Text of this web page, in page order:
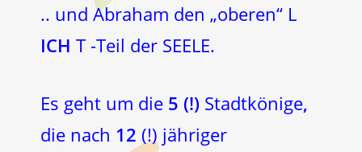
.. und Abraham den „oberen“ L
ICH T -Teil der SEELE.
Es geht um die 5 (!) Stadtkönige,
die nach 12 (!) jähriger